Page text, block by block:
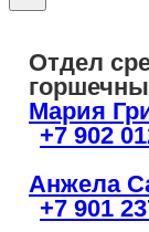
Отдел
Мария
+7 902
Анжела
+7 901